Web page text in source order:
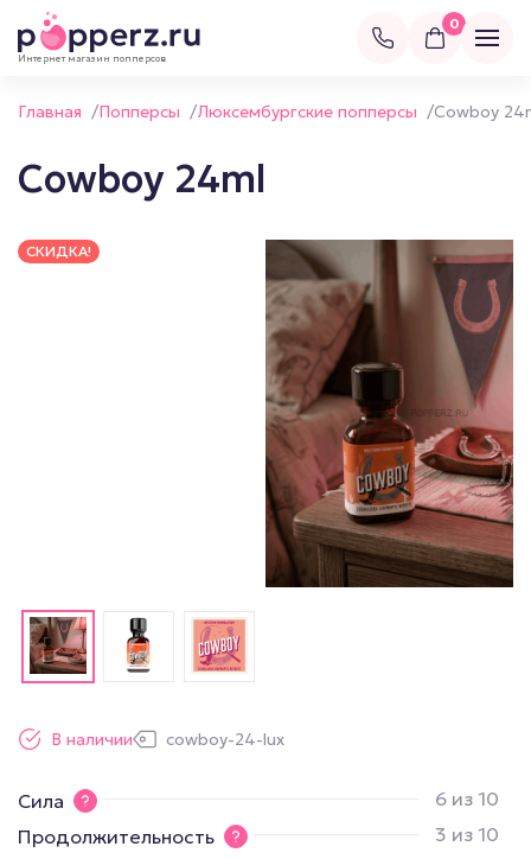
Интернет магазин попперсов
0
Главная /Попперсы /Люксембургские попперсы /Cowboy
Cowboy 24ml
СКИДКА!
В наличии cowboy-24-lux
Сила
6 из 10
Продолжительность
3 из 10